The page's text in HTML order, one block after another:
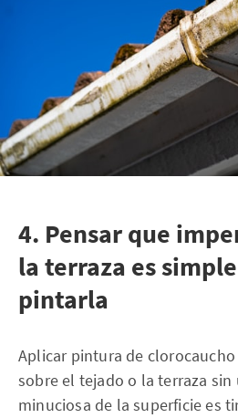
4. Pensar que
la terraza es
pintarla
Aplicar pintura de
sobre el tejado o la terraza sin
minuciosa de la superficie es